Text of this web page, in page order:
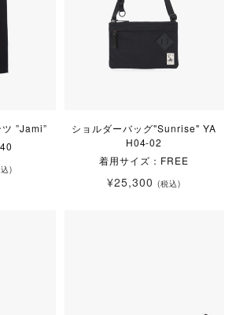
”Jami”
)
ショルダーバッグ"Sunrise" YA
H04-02
着用サイズ：FREE
¥25,300 (税込)